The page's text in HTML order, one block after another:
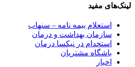
لینک‌های مفید
استعلام بیمه نامه – سنهاب
سازمان بهداشت و درمان
استخدام در نیکسا درمان
باشگاه مشتریان
اخبار